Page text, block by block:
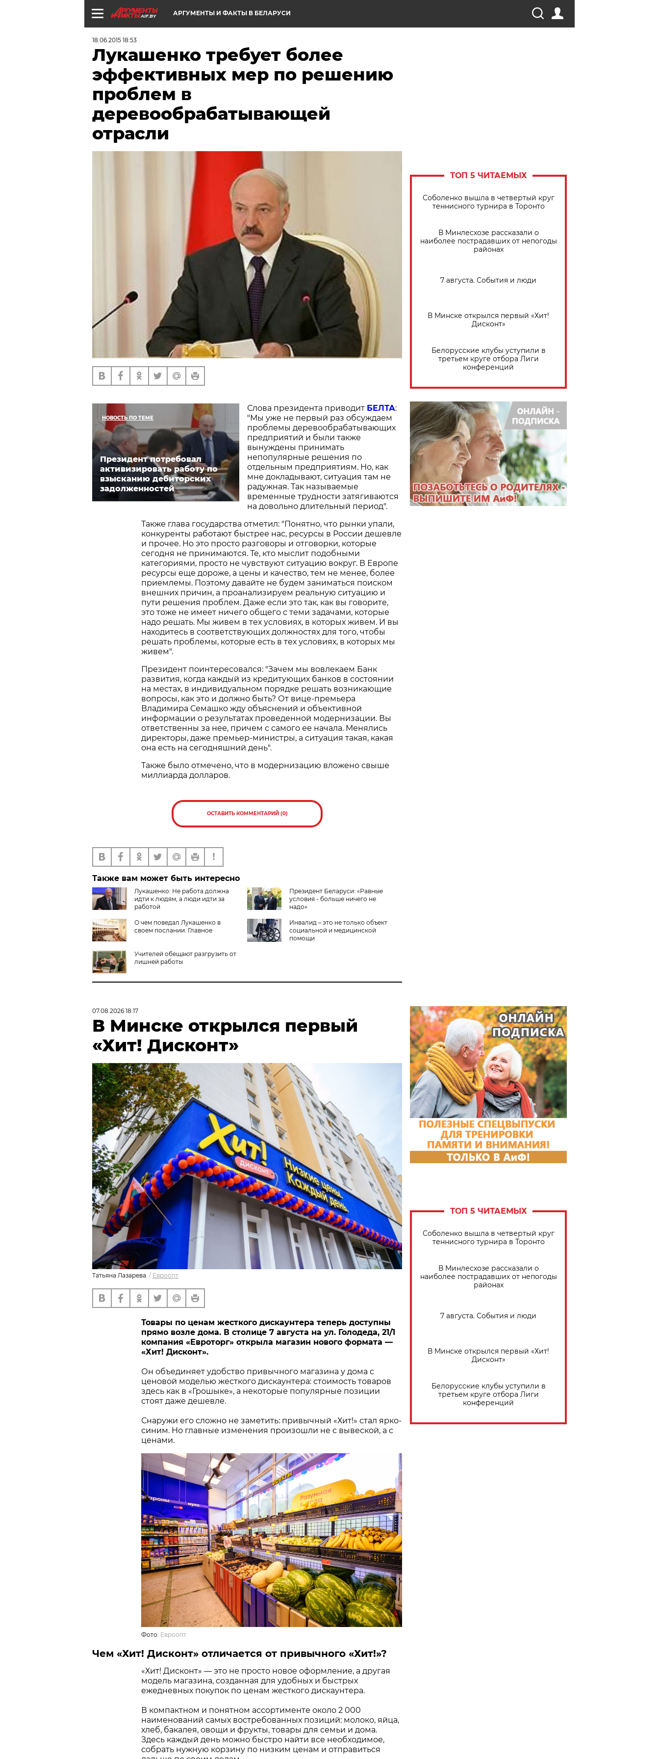
AIF.BY АРГУМЕНТЫ И ФАКТЫ В БЕЛАРУСИ
18.06.2015 18:53
Лукашенко требует более
эффективных мер по решению
проблем в
деревообрабатывающей
отрасли
НОВОСТЬ ПО ТЕМЕ
Президент потребовал
активизировать работу по
взысканию дебиторских
задолженностей
Слова президента приводит БЕЛТА:
"Мы уже не первый раз обсуждаем
проблемы деревообрабатывающих
предприятий и были также
вынуждены принимать
непопулярные решения по
отдельным предприятиям. Но, как
мне докладывают, ситуация там не
радужная. Так называемые
временные трудности затягиваются
на довольно длительный период".
Также глава государства отметил: "Понятно, что рынки упали,
конкуренты работают быстрее нас, ресурсы в России дешевле
и прочее. Но это просто разговоры и отговорки, которые
сегодня не принимаются. Те, кто мыслит подобными
категориями, просто не чувствуют ситуацию вокруг. В Европе
ресурсы еще дороже, а цены и качество, тем не менее, более
приемлемы. Поэтому давайте не будем заниматься поиском
внешних причин, а проанализируем реальную ситуацию и
пути решения проблем. Даже если это так, как вы говорите,
это тоже не имеет ничего общего с теми задачами, которые
надо решать. Мы живем в тех условиях, в которых живем. И вы
находитесь в соответствующих должностях для того, чтобы
решать проблемы, которые есть в тех условиях, в которых мы
живем".
Президент поинтересовался: "Зачем мы вовлекаем Банк
развития, когда каждый из кредитующих банков в состоянии
на местах, в индивидуальном порядке решать возникающие
вопросы, как это и должно быть? От вице-премьера
Владимира Семашко жду объяснений и объективной
информации о результатах проведенной модернизации. Вы
ответственны за нее, причем с самого ее начала. Менялись
директоры, даже премьер-министры, а ситуация такая, какая
она есть на сегодняшний день".
Также было отмечено, что в модернизацию вложено свыше
миллиарда долларов.
ОСТАВИТЬ КОММЕНТАРИЙ (0)
Также вам может быть интересно
Лукашенко: Не работа должна
идти к людям, а люди идти за
работой
Президент Беларуси: «Равные
условия - больше ничего не
надо»
О чем поведал Лукашенко в
своем послании. Главное
Инвалид – это не только объект
социальной и медицинской
помощи
Учителей обещают разгрузить от
лишней работы
ТОП 5 ЧИТАЕМЫХ
Соболенко вышла в четвертый круг
теннисного турнира в Торонто
В Минлесхозе рассказали о
наиболее пострадавших от непогоды
районах
7 августа. События и люди
В Минске открылся первый «Хит!
Дисконт»
Белорусские клубы уступили в
третьем круге отбора Лиги
конференций
07.08.2026 18:17
В Минске открылся первый
«Хит! Дисконт»
Татьяна Лазарева. / Евроопт
Товары по ценам жесткого дискаунтера теперь доступны
прямо возле дома. В столице 7 августа на ул. Голодеда, 21/1
компания «Евроторг» открыла магазин нового формата —
«Хит! Дисконт».
Он объединяет удобство привычного магазина у дома с
ценовой моделью жесткого дискаунтера: стоимость товаров
здесь как в «Грошыке», а некоторые популярные позиции
стоят даже дешевле.
Снаружи его сложно не заметить: привычный «Хит!» стал ярко-
синим. Но главные изменения произошли не с вывеской, а с
ценами.
Фото: Евроопт
Чем «Хит! Дисконт» отличается от привычного «Хит!»?
«Хит! Дисконт» — это не просто новое оформление, а другая
модель магазина, созданная для удобных и быстрых
ежедневных покупок по ценам жесткого дискаунтера.
В компактном и понятном ассортименте около 2 000
наименований самых востребованных позиций: молоко, яйца,
хлеб, бакалея, овощи и фрукты, товары для семьи и дома.
Здесь каждый день можно быстро найти все необходимое,
собрать нужную корзину по низким ценам и отправиться
ТОП 5 ЧИТАЕМЫХ
Соболенко вышла в четвертый круг
теннисного турнира в Торонто
В Минлесхозе рассказали о
наиболее пострадавших от непогоды
районах
7 августа. События и люди
В Минске открылся первый «Хит!
Дисконт»
Белорусские клубы уступили в
третьем круге отбора Лиги
конференций